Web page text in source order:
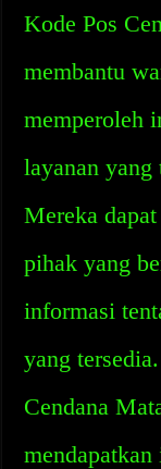
Kode Pos
membantu
memperoleh
layanan yang
Mereka
pihak yang
informasi
yang
Cendana